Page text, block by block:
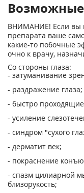
ВНИМАНИЕ! Если вы
препарата ваше
какие-то побочные
очно к врачу,
Со стороны глаза:
- затуманивание
- раздражение глаза;
- быстро
- усиление
- синдром "сухого
- дерматит век;
- покраснение
- спазм цилиарной
близорукость;